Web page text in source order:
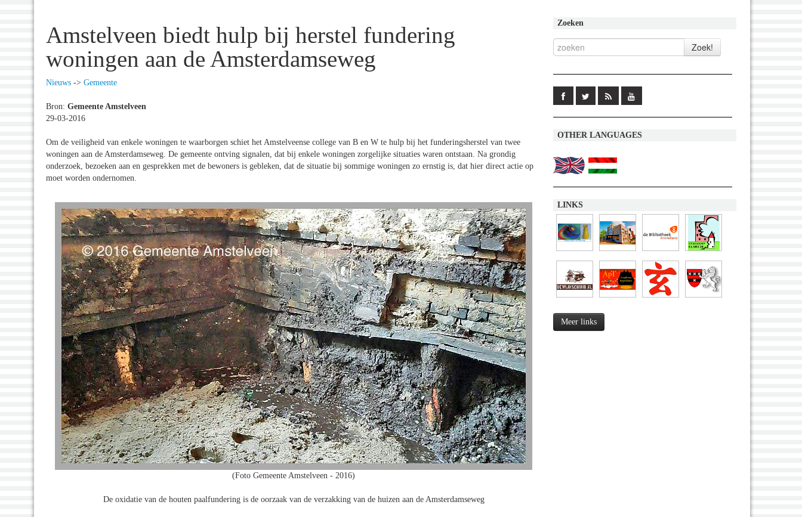
Amstelveen biedt hulp bij herstel fundering
woningen aan de Amsterdamseweg
Nieuws -> Gemeente
Bron: Gemeente Amstelveen
29-03-2016
Om de veiligheid van enkele woningen te waarborgen schiet het Amstelveense college van B en W te hulp bij het funderingsherstel van twee
woningen aan de Amsterdamseweg. De gemeente ontving signalen, dat bij enkele woningen zorgelijke situaties waren ontstaan. Na grondig
onderzoek, bezoeken aan en gesprekken met de bewoners is gebleken, dat de situatie bij sommige woningen zo ernstig is, dat hier direct actie op
moet worden ondernomen.
(Foto Gemeente Amstelveen - 2016)
De oxidatie van de houten paalfundering is de oorzaak van de verzakking van de huizen aan de Amsterdamseweg
Zoeken
OTHER LANGUAGES
LINKS
Meer links